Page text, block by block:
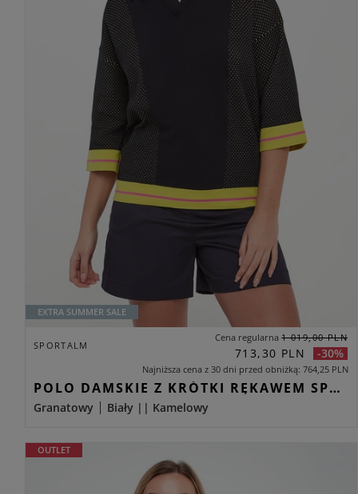
EXTRA SUMMER SALE
SPORTALM
Cena regularna 1 019,00 PLN
713,30 PLN -30%
Najniższa cena z 30 dni przed obniżką 764,25 PLN
POLO DAMSKIE Z KRÓTKI RĘKAWEM SPORTALM GRANATOWY RELAXED
Granatowy Biały || Kamelowy
OUTLET